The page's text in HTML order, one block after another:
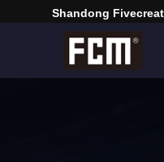
Shandong